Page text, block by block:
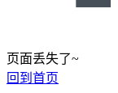
页面丢失了~
回到首页